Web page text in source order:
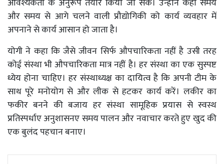
और समय से आगे चलने वाली प्रौद्योगिकी को कार्य व्यवहार में
अपनाने से कार्य आसान हो जाता है।
योगी ने कहा कि जैसे जीवन सिर्फ औपचारिकता नहीं है उसी तरह
कोई संस्था भी औपचारिकता मात्र नहीं है। हर संस्था का एक सुस्पष्ट
ध्येय होना चाहिए। हर संस्थाध्यक्ष का दायित्व है कि अपनी टीम के
साथ पूरे मनोयोग से और लीक से हटकर कार्य करें। लकीर का
फकीर बनने की बजाय हर संस्था सामूहिक प्रयास से स्वस्थ
प्रतिस्पर्धाए अनुशासनए समय पालन और नवाचार करते हुए खुद की
एक बुलंद पहचान बनाए।